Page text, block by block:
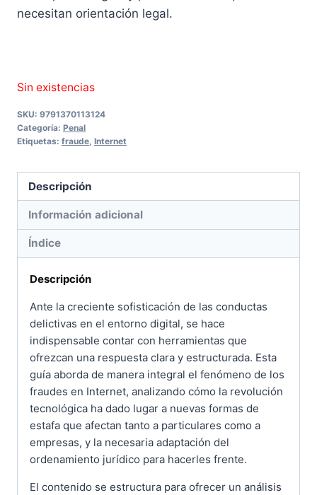
necesitan orientación legal.
Sin existencias
SKU: 9791370113124
Categoría: Penal
Etiquetas: fraude, Internet
Descripción
Información adicional
Índice
Descripción
Ante la creciente sofisticación de las conductas
delictivas en el entorno digital, se hace
indispensable contar con herramientas que
ofrezcan una respuesta clara y estructurada. Esta
guía aborda de manera integral el fenómeno de los
fraudes en Internet, analizando cómo la revolución
tecnológica ha dado lugar a nuevas formas de
estafa que afectan tanto a particulares como a
empresas, y la necesaria adaptación del
ordenamiento jurídico para hacerles frente.
El contenido se estructura para ofrecer un análisis